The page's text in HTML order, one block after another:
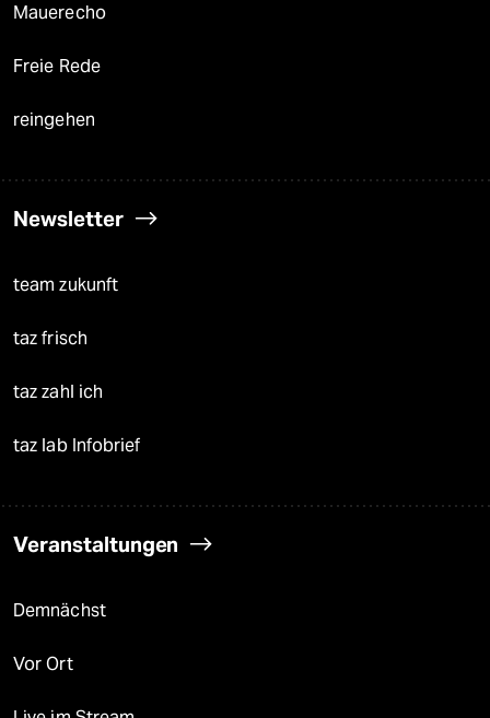
Mauerecho
Freie Rede
reingehen
Newsletter
team zukunft
taz frisch
taz zahl ich
taz lab Infobrief
Veranstaltungen
Demnächst
Vor Ort